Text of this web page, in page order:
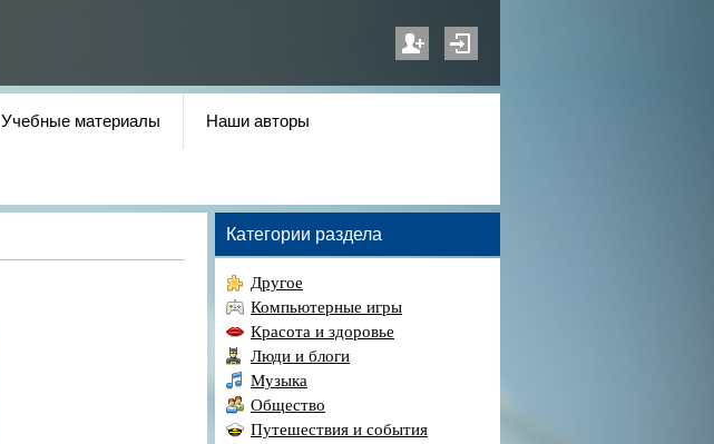
Учебные материалы Наши авторы
Категории раздела
Другое
Компьютерные игры
Красота и здоровье
Люди и блоги
Музыка
Общество
Путешествия и события